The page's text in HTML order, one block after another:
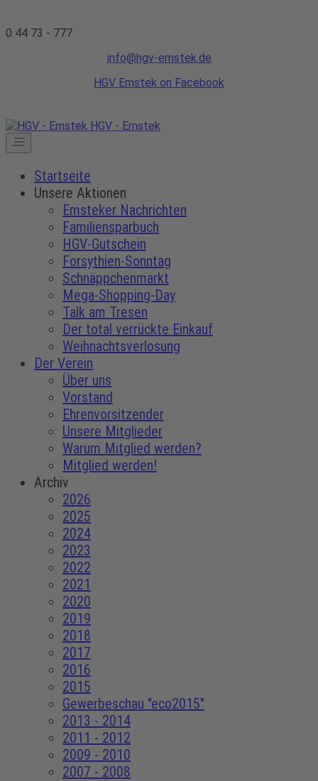
0 44 73 - 777
info@hgv-emstek.de
HGV Emstek on Facebook
HGV - Emstek
Startseite
Unsere Aktionen
Emsteker Nachrichten
Familiensparbuch
HGV-Gutschein
Forsythien-Sonntag
Schnäppchenmarkt
Mega-Shopping-Day
Talk am Tresen
Der total verrückte Einkauf
Weihnachtsverlosung
Der Verein
Über uns
Vorstand
Ehrenvorsitzender
Unsere Mitglieder
Warum Mitglied werden?
Mitglied werden!
Archiv
2026
2025
2024
2023
2022
2021
2020
2019
2018
2017
2016
2015
Gewerbeschau "eco2015"
2013 - 2014
2011 - 2012
2009 - 2010
2007 - 2008